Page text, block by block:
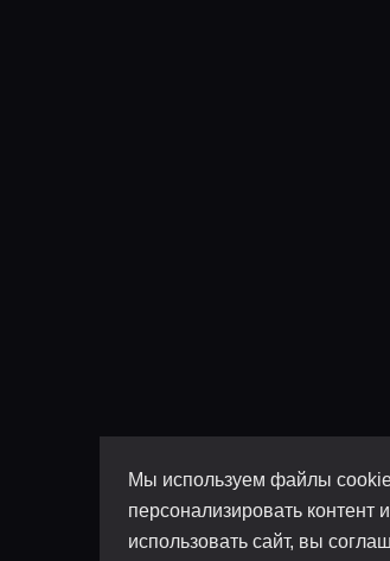
Мы используем файлы
персонализировать
использовать сайт, вы